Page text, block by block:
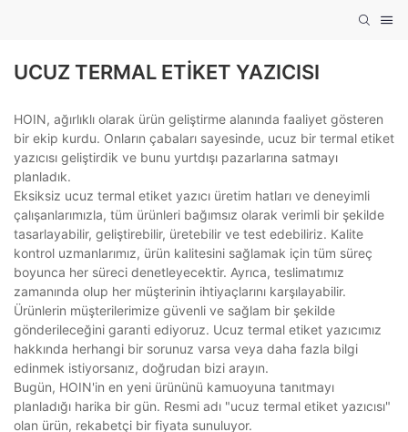
UCUZ TERMAL ETIKET YAZICISI
HOIN, ağırlıklı olarak ürün geliştirme alanında faaliyet gösteren
bir ekip kurdu. Onların çabaları sayesinde, ucuz bir termal etiket
yazıcısı geliştirdik ve bunu yurtdışı pazarlarına satmayı
planladık.
Eksiksiz ucuz termal etiket yazıcı üretim hatları ve deneyimli
çalışanlarımızla, tüm ürünleri bağımsız olarak verimli bir şekilde
tasarlayabilir, geliştirebilir, üretebilir ve test edebiliriz. Kalite
kontrol uzmanlarımız, ürün kalitesini sağlamak için tüm süreç
boyunca her süreci denetleyecektir. Ayrıca, teslimatımız
zamanında olup her müşterinin ihtiyaçlarını karşılayabilir.
Ürünlerin müşterilerimize güvenli ve sağlam bir şekilde
gönderileceğini garanti ediyoruz. Ucuz termal etiket yazıcımız
hakkında herhangi bir sorunuz varsa veya daha fazla bilgi
edinmek istiyorsanız, doğrudan bizi arayın.
Bugün, HOIN'in en yeni ürününü kamuoyuna tanıtmayı
planladığı harika bir gün. Resmi adı "ucuz termal etiket yazıcısı"
olan ürün, rekabetçi bir fiyata sunuluyor.